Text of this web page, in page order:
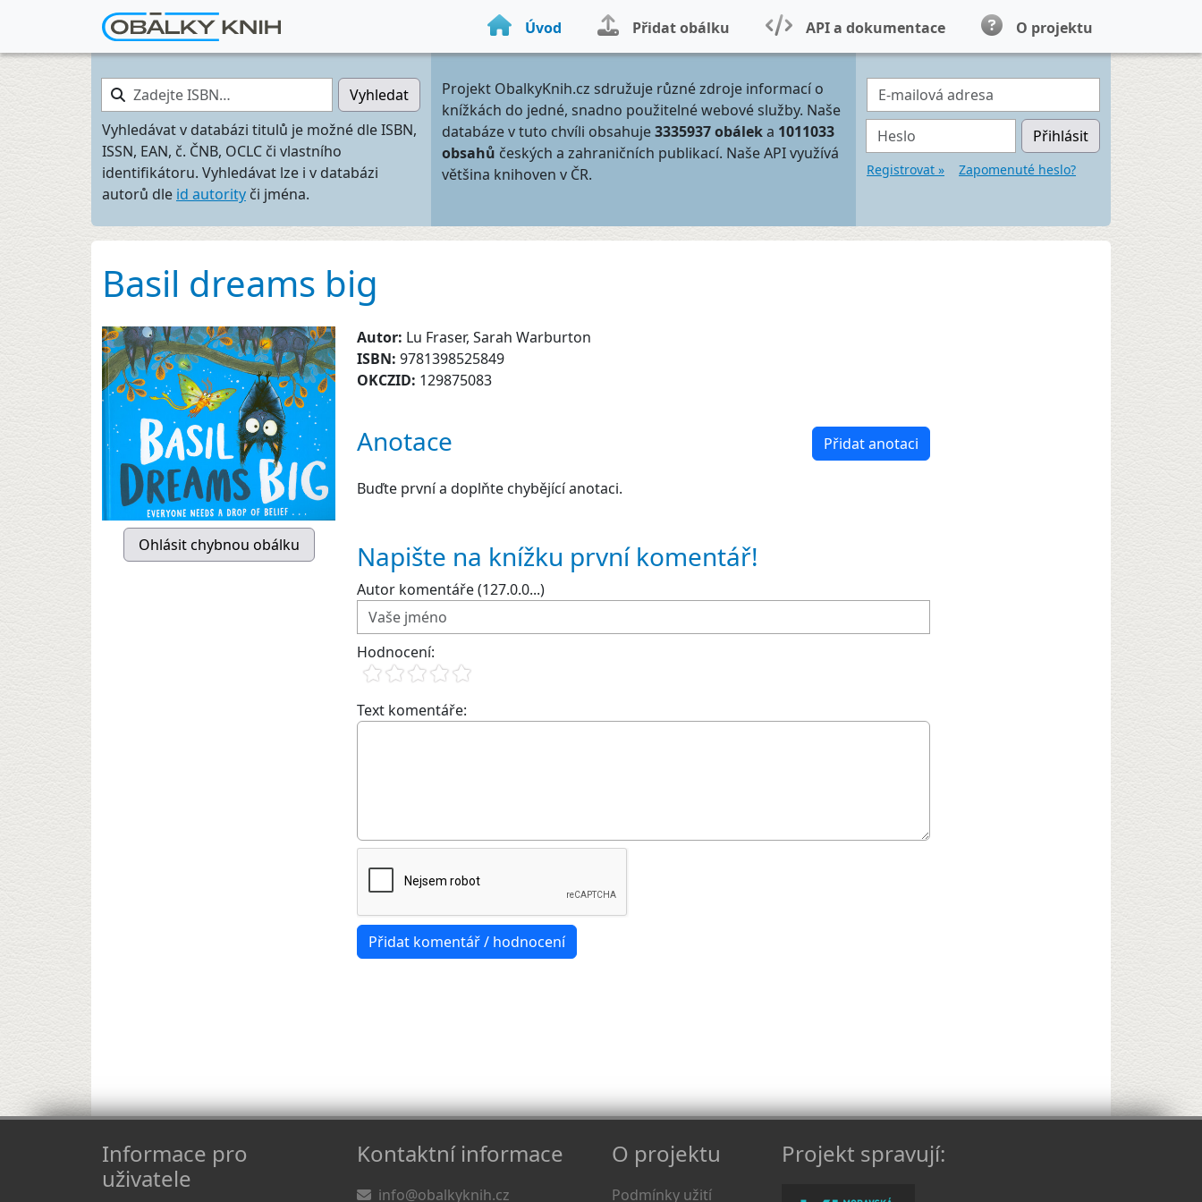
Úvod Přidat obálku API a dokumentace O projektu
Zadejte ISBN…
Vyhledat
Vyhledávat v databázi titulů je možné dle ISBN,
ISSN, EAN, č. ČNB, OCLC či vlastního
identifikátoru. Vyhledávat lze i v databázi
autorů dle id autority či jména.
Projekt ObalkyKnih.cz sdružuje různé zdroje informací o
knížkách do jedné, snadno použitelné webové služby. Naše
databáze v tuto chvíli obsahuje3335937 obáleka 1011033
obsahů českých a zahraničních publikací. Naše API využívá
většina knihoven v ČR.
E-mailová adresa
Heslo Přihlásit
Registrovat » Zapomenuté heslo?
Basil dreams big
Autor: Lu Fraser, Sarah Warburton
ISBN: 9781398525849
OKCZID: 129875083
Anotace Přidat anotaci
Buďte první a doplňte chybějící anotaci.
Napište na knížku první komentář!
Autor komentáře (127.0.0...)
Hodnocení:
Text komentáře:
Informace pro
uživatele
Kontaktní informace
info@obalkyknih.cz
O projektu
Podmínky užití
Projekt spravují: